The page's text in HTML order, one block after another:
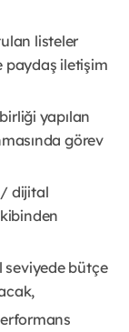
listeler
paydaş iletişim
yapılan
görev
/ dijital
seviyede bütçe